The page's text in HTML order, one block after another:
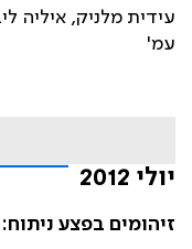
עידית מלניק, איליה
עמ'
יולי 2012
זיהומים בפצע